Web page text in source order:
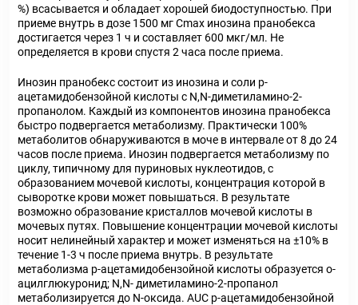
%) всасывается и обладает хорошей биодоступностью. При
приеме внутрь в дозе 1500 мг Сmax инозина пранобекса
достигается через 1 ч и составляет 600 мкг/мл. Не
определяется в крови спустя 2 часа после приема.
Инозин пранобекс состоит из инозина и соли р-
ацетамидобензойной кислоты с N,N-диметиламино-2-
пропанолом. Каждый из компонентов инозина пранобекса
быстро подвергается метаболизму. Практически 100%
метаболитов обнаруживаются в моче в интервале от 8 до 24
часов после приема. Инозин подвергается метаболизму по
циклу, типичному для пуриновых нуклеотидов, с
образованием мочевой кислоты, концентрация которой в
сыворотке крови может повышаться. В результате
возможно образование кристаллов мочевой кислоты в
мочевых путях. Повышение концентрации мочевой кислоты
носит нелинейный характер и может изменяться на ±10% в
течение 1-3 ч после приема внутрь. В результате
метаболизма р-ацетамидобензойной кислоты образуется о-
ацилглюкуронид; N,N- диметиламино-2-пропанол
метаболизируется до N-оксида. AUC р-ацетамидобензойной